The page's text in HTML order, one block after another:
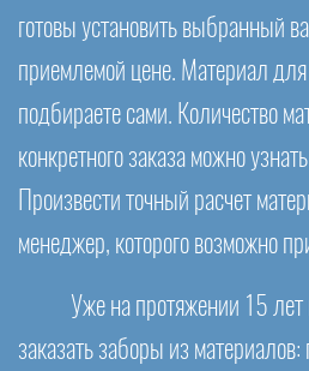
готовы установить выбранный
приемлемой цене. Материал
подбираете сами. Количество
конкретного заказа можно
Произвести точный расчет
менеджер, которого возможно
Уже на протяжении 15
заказать заборы из